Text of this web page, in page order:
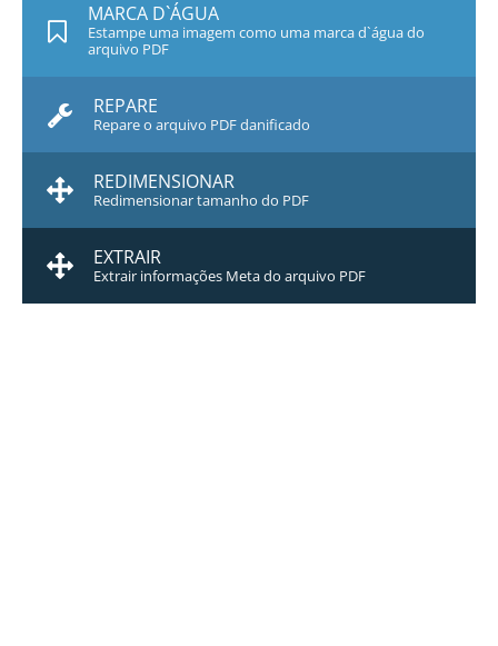
MARCA D`ÁGUA
Estampe uma imagem como uma marca d`água do
arquivo PDF
REPARE
Repare o arquivo PDF danificado
REDIMENSIONAR
Redimensionar tamanho do PDF
EXTRAIR
Extrair informações Meta do arquivo PDF